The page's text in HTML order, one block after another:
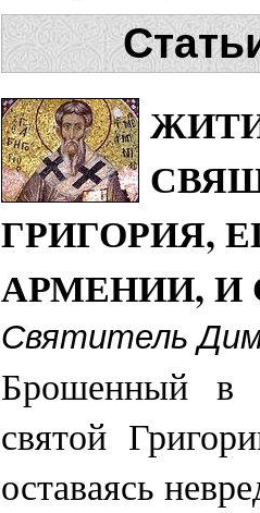
ГРИГОРИЯ,
АРМЕНИИ, И
Святитель
Брошенный в
святой
оставаясь